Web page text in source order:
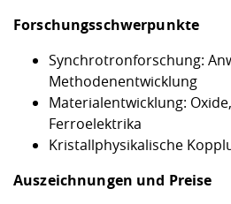
Forschungsschwerpunkte
Synchrotronforschung:
Methodenentwicklung
Materialentwicklung:
Ferroelektrika
Kristallphysikalische
Auszeichnungen und Preise